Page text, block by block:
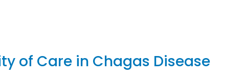
of Care in Chagas Disease